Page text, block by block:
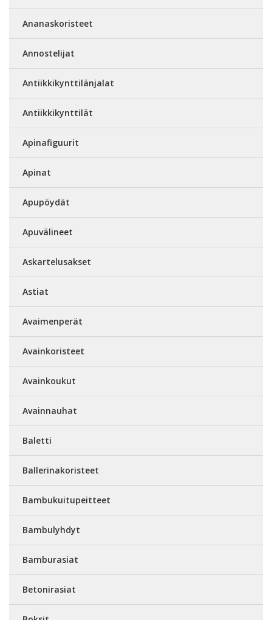
Ananaskoristeet
Annostelijat
Antiikkikynttilänjalat
Antiikkikynttilät
Apinafiguurit
Apinat
Apupöydät
Apuvälineet
Askartelusakset
Astiat
Avaimenperät
Avainkoristeet
Avainkoukut
Avainnauhat
Baletti
Ballerinakoristeet
Bambukuitupeitteet
Bambulyhdyt
Bamburasiat
Betonirasiat